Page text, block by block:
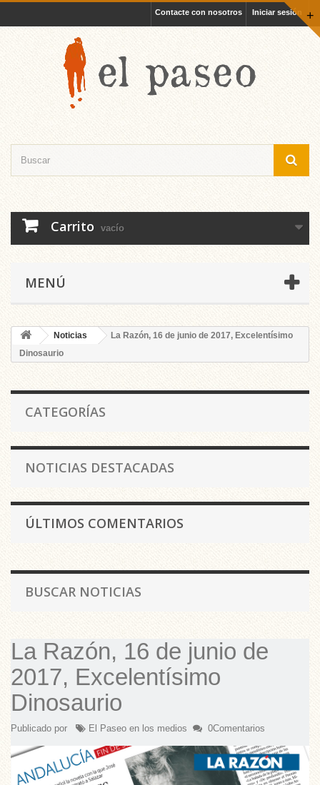
+
Iniciar sesión
Contacte con nosotros
Carrito vacío
MENÚ
Noticias
La Razón, 16 de junio de 2017, Excelentísimo
Dinosaurio
CATEGORÍAS
NOTICIAS DESTACADAS
ÚLTIMOS COMENTARIOS
BUSCAR NOTICIAS
La Razón, 16 de junio de
2017, Excelentísimo
Dinosaurio
Publicado por El Paseo en los medios 0Comentarios